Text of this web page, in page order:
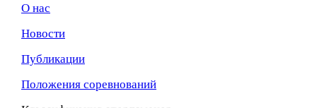
О нас
Новости
Публикации
Положения соревнований